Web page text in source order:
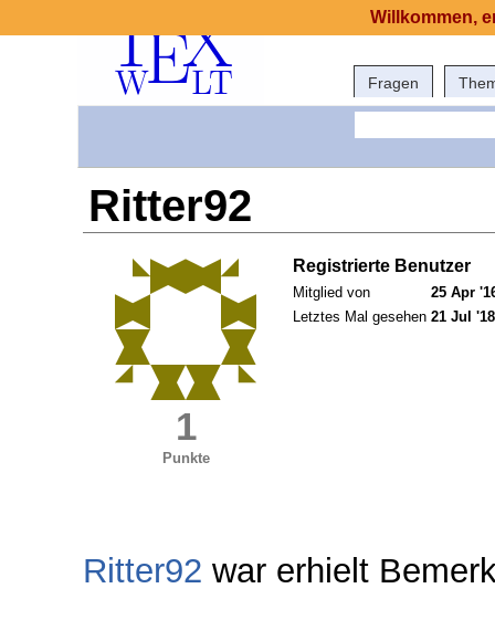
Fragen
Ritter92
1
Punkte
Registrierte Benutzer
Mitglied von
25 Apr
Letztes Mal gesehen 21 Jul
Ritter92 war erhielt
Willkommen,